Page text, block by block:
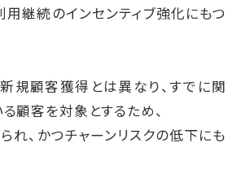
継続のインセンティブ強化にもつ
規顧客獲得とは異なり、すでに関
顧客を対象とするため、
れ、かつチャーンリスクの低下にも